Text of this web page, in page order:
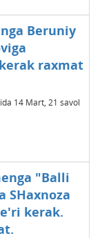
Beruniy
raxmat
14 Mart, 21 savol
"Balli
SHaxnoza
kerak.